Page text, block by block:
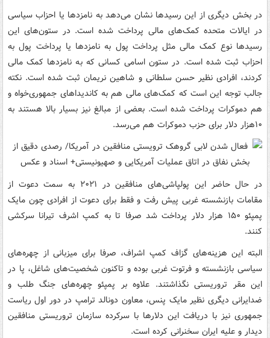
در بخش دیگری از این رسیدها نشان می‌دهد به نامزدها یا احزاب سیاسی
در ایالات متحده کمک‌های مالی پرداخت شده است. در ستون‌های این
رسیدها نوع کمک مالی مثل پرداخت پول به نامزدها یا پرداخت پول به
احزاب ثبت شده است. در ستون اسامی کسانی که به نامزدها کمک مالی
کردند، افرادی نظیر حسن سلطانی و شاهین نریمان ثبت شده است. نکته
جالب توجه این است که کمک‌های مالی هم به کاندیداهای جمهوری‌خواه و
هم دموکرات پرداخت شده است. بعضی از مبالغ نیز بسیار بالا هستند به
۱۰هزار دلار برای حزب دموکرات هم می‌رسد.
در حال حاضر این پولپاشی‌های منافقین در ۲۰۲۱ به سمت دعوت از
مقامات بازنشسته غربی پیش رفت و فقط برای دعوت از افرادی چون مایک
پمپئو ۱۵۰ هزار دلار پرداخت شد صرفا تا به کمپ اشرف تیرانا سرکشی
کنند.
البته این هزینه‌های گزاف کمپ اشراف، صرفا برای میزبانی از چهره‌های
سیاسی بازنشسته و فرتوت غربی بوده و تاکنون شخصیت‌های شاغل، پا در
این مقر تروریستی نگذاشتند. علاوه بر پمپئو چهره‌های جنگ طلب و
ضدایرانی دیگری نظیر مایک پنس، معاون دونالد ترامپ در دور اول ریاست
جمهوری نیز با دریافت این دلارها با سرکرده سازمان تروریستی منافقین
دیدار و علیه ایران سخنرانی کرده است.